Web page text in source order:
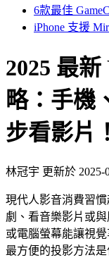
6款最佳
iPhone 支援
2025 最
略：手機
步看影片！
林冠宇 更新於 2025-
現代人影音消費習
劇、看音樂影片或
或電腦螢幕能讓視
最方便的投影方法